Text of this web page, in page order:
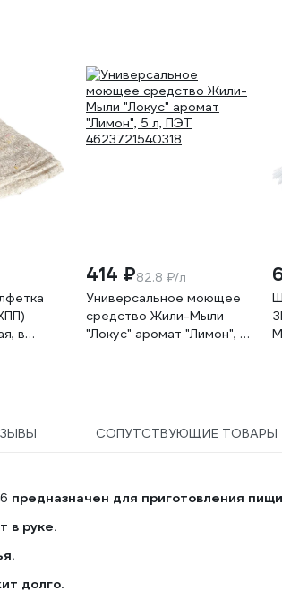
в
414 ₽82.8 ₽/л
Универсальное моющее
средство Жили-Мыли
"Локус" аромат "Лимон", 5
СОПУТСТВУЮЩИЕ ТОВАРЫ
предназначен для приготовления
в руке.
долго.